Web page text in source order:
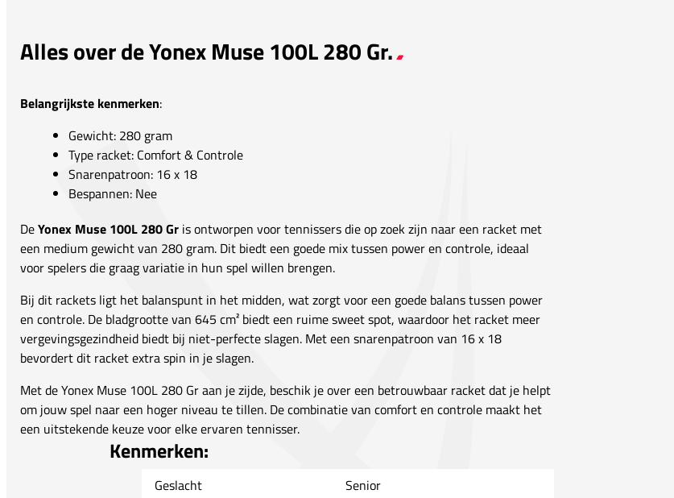
Alles over de Yonex Muse 100L 280 Gr.
Belangrijkste kenmerken:
Gewicht: 280 gram
Type racket: Comfort & Controle
Snarenpatroon: 16 x 18
Bespannen: Nee
DeYonex Muse 100L 280 Gr is ontworpen voor tennissers die op zoek zijn naar een racket met
een medium gewicht van 280 gram. Dit biedt een goede mix tussen power en controle, ideaal
voor spelers die graag variatie in hun spel willen brengen.
Bij dit rackets ligt het balanspunt in het midden, wat zorgt voor een goede balans tussen power
en controle. De bladgrootte van 645 cm² biedt een ruime sweet spot, waardoor het racket meer
vergevingsgezindheid biedt bij niet-perfecte slagen. Met een snarenpatroon van 16 x 18
bevordert dit racket extra spin in je slagen.
Met de Yonex Muse 100L 280 Gr aan je zijde, beschik je over een betrouwbaar racket dat je helpt
om jouw spel naar een hoger niveau te tillen. De combinatie van comfort en controle maakt het
een uitstekende keuze voor elke ervaren tennisser.
Kenmerken:
Geslacht
Senior